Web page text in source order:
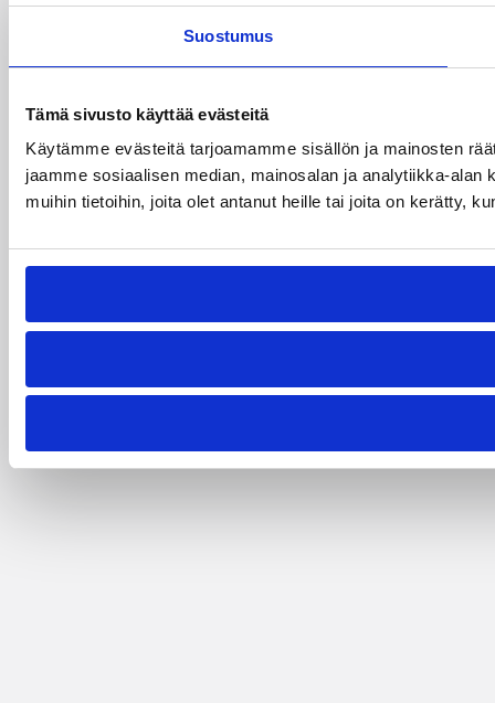
Suostumus
Tämä sivusto käyttää evästeitä
Käytämme evästeitä tarjoamamme sisällön ja mainosten
jaamme sosiaalisen median, mainosalan ja analytiikka-
muihin tietoihin, joita olet antanut heille tai joita on kerätty,